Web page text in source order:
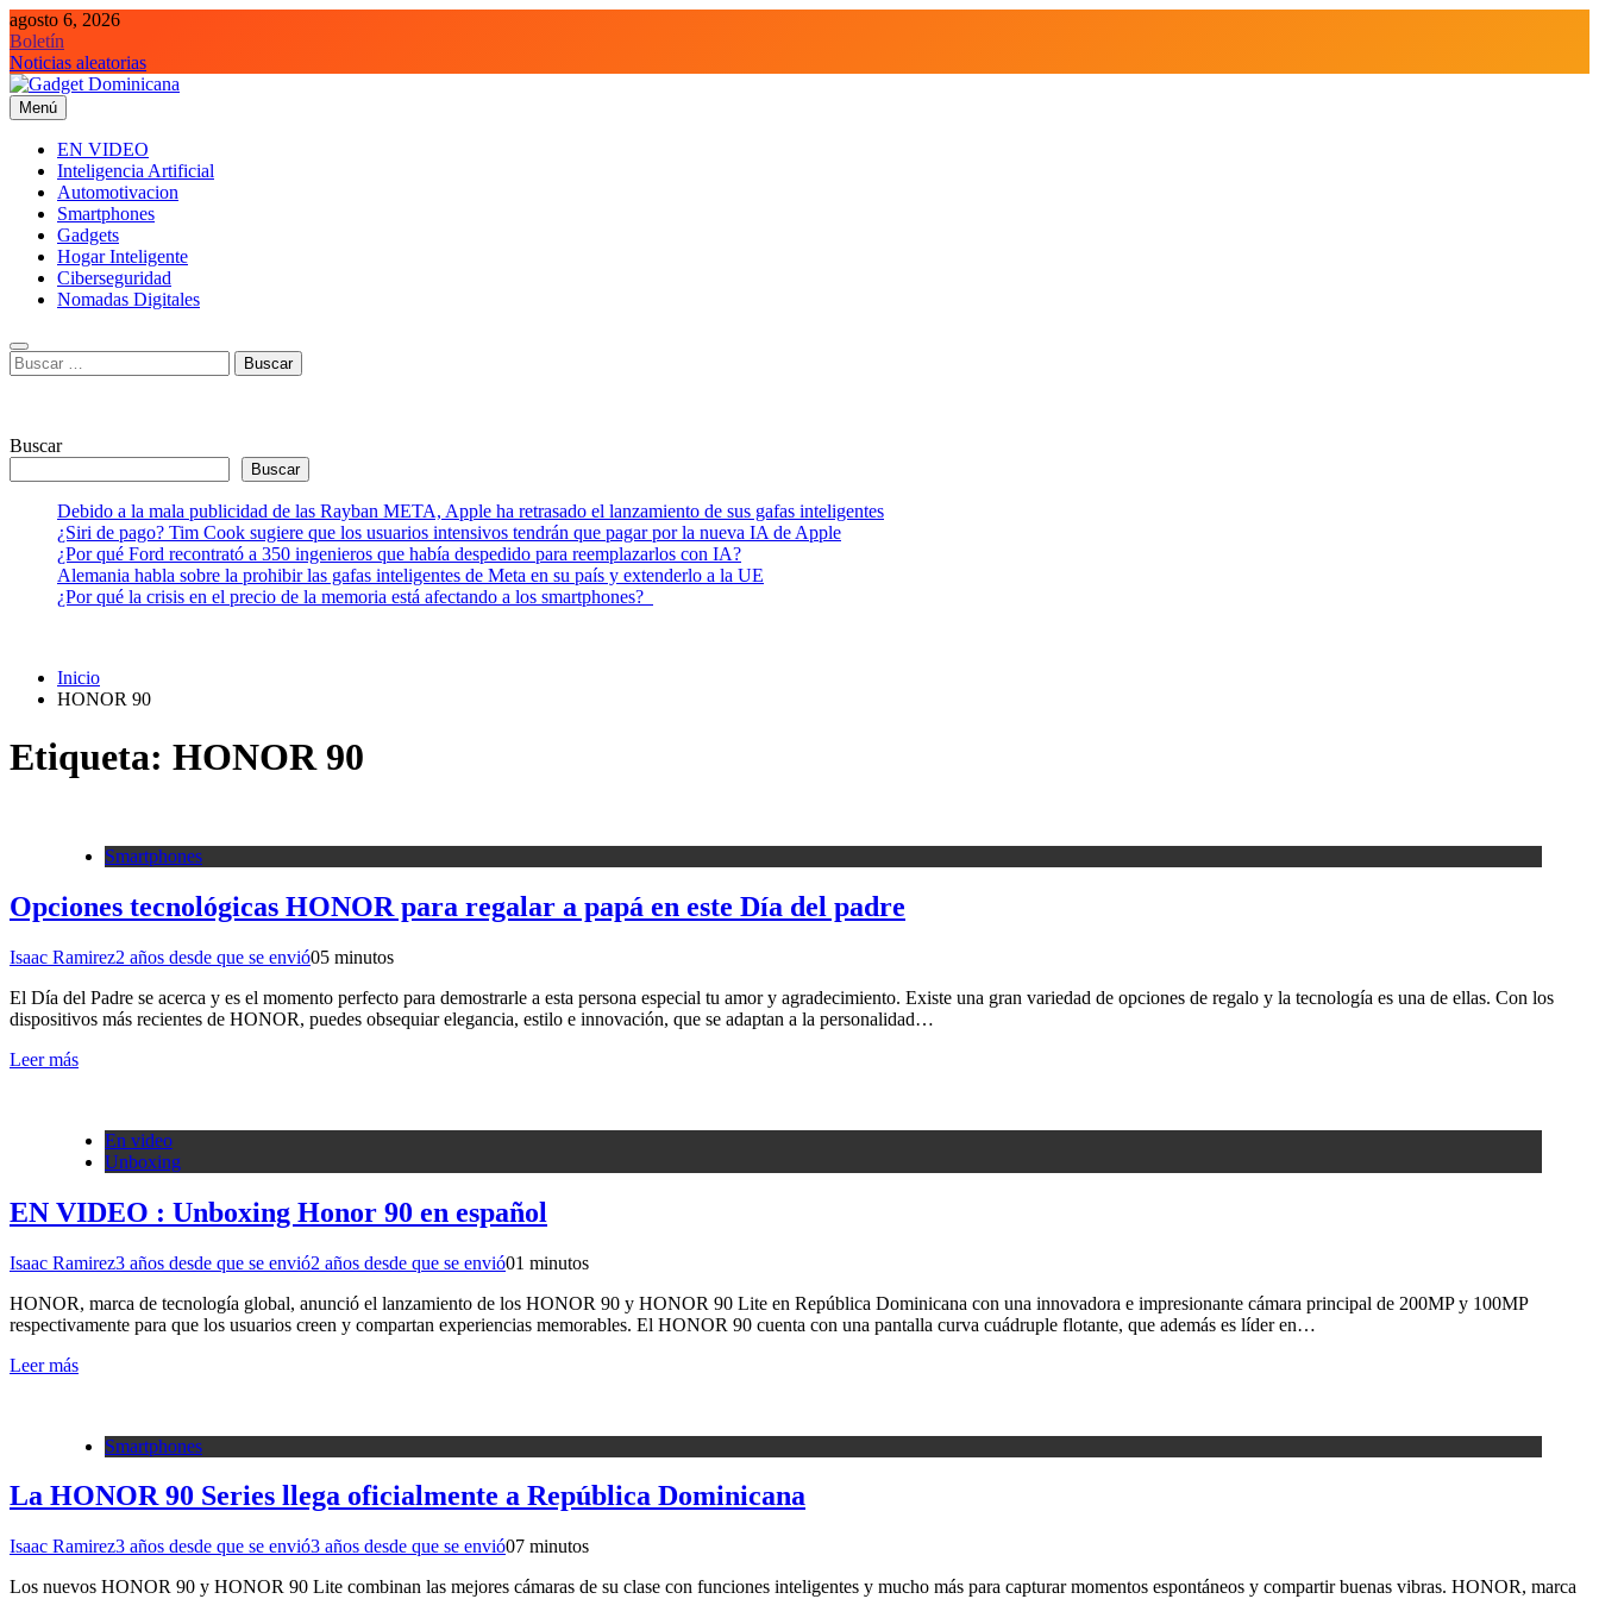
Saltar
al
contenido
agosto 6, 2026
Boletín
Noticias aleatorias
Gadget Dominicana
Gadgets y Tecnología de consumo
Menú
EN VIDEO
Inteligencia Artificial
Automotivacion
Smartphones
Gadgets
Hogar Inteligente
Ciberseguridad
Nomadas Digitales
Buscar:
Buscar
Buscar
Debido a la mala publicidad de las Rayban META, Apple ha retrasado el lanzamiento de sus gafas inteligentes
¿Siri de pago? Tim Cook sugiere que los usuarios intensivos tendrán que pagar por la nueva IA de Apple
¿Por qué Ford recontrató a 350 ingenieros que había despedido para reemplazarlos con IA?
Alemania habla sobre la prohibir las gafas inteligentes de Meta en su país y extenderlo a la UE
¿Por qué la crisis en el precio de la memoria está afectando a los smartphones?
Inicio
HONOR 90
Etiqueta: HONOR 90
Smartphones
Opciones tecnológicas HONOR para regalar a papá en este Día del padre
Isaac Ramirez2 años desde que se envió05 minutos
El Día del Padre se acerca y es el momento perfecto para demostrarle a esta persona especial tu amor y agradecimiento. Existe una gran variedad de opciones de regalo y la tecnología es una de ellas. Con los
dispositivos más recientes de HONOR, puedes obsequiar elegancia, estilo e innovación, que se adaptan a la personalidad…
Leer más
En video
Unboxing
EN VIDEO : Unboxing Honor 90 en español
Isaac Ramirez3 años desde que se envió2 años desde que se envió01 minutos
HONOR, marca de tecnología global, anunció el lanzamiento de los HONOR 90 y HONOR 90 Lite en República Dominicana con una innovadora e impresionante cámara principal de 200MP y 100MP
respectivamente para que los usuarios creen y compartan experiencias memorables. El HONOR 90 cuenta con una pantalla curva cuádruple flotante, que además es líder en…
Leer más
Smartphones
La HONOR 90 Series llega oficialmente a República Dominicana
Isaac Ramirez3 años desde que se envió3 años desde que se envió07 minutos
Los nuevos HONOR 90 y HONOR 90 Lite combinan las mejores cámaras de su clase con funciones inteligentes y mucho más para capturar momentos espontáneos y compartir buenas vibras. HONOR, marca